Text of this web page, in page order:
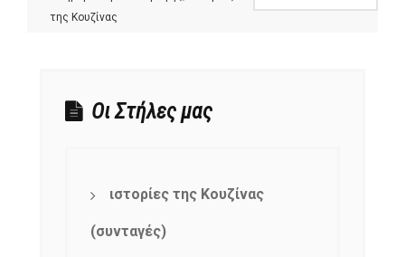
της Κουζίνας
Οι Στήλες μας
ιστορίες της Κουζίνας
(συνταγές)